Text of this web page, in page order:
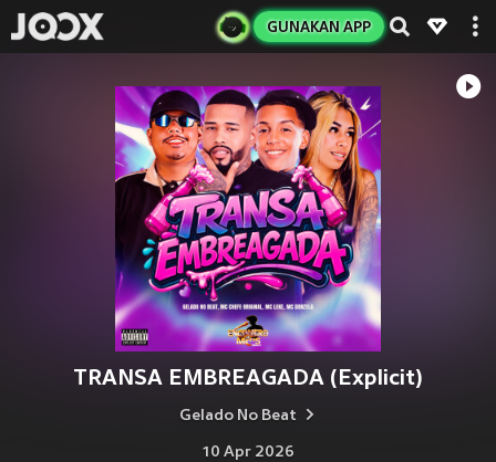
GUNAKAN APP
TRANSA EMBREAGADA (Explicit)
Gelado No Beat
10 Apr 2026